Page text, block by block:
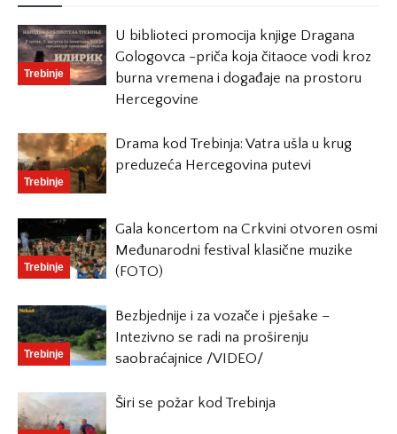
Trebinje
U biblioteci promocija knjige Dragana
Gologovca -priča koja čitaoce vodi kroz
burna vremena i događaje na prostoru
Hercegovine
Trebinje
Drama kod Trebinja: Vatra ušla u krug
preduzeća Hercegovina putevi
Trebinje
Gala koncertom na Crkvini otvoren osmi
Međunarodni festival klasične muzike
(FOTO)
Trebinje
Bezbjednije i za vozače i pješake –
Intezivno se radi na proširenju
saobraćajnice /VIDEO/
Širi se požar kod Trebinja